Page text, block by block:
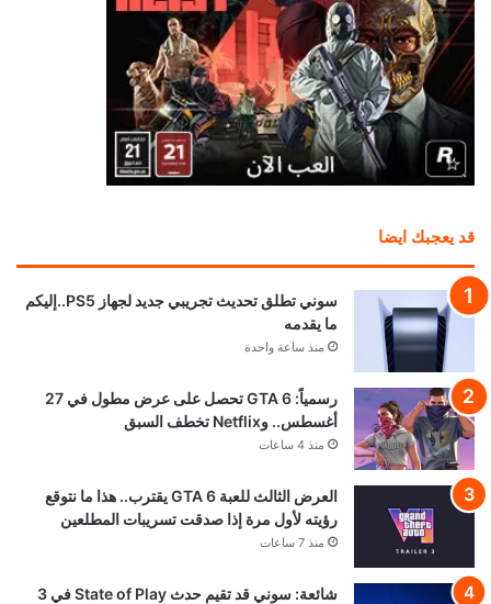
قد يعجبك ايضا
سوني تطلق تحديث تجريبي جديد لجهاز PS5..إليكم
ما يقدمه
منذ ساعة واحدة
رسمياً: GTA 6 تحصل على عرض مطول في 27
أغسطس.. وNetflix تخطف السبق
منذ 4 ساعات
العرض الثالث للعبة GTA 6 يقترب.. هذا ما نتوقع
رؤيته لأول مرة إذا صدقت تسريبات المطلعين
منذ 7 ساعات
شائعة: سوني قد تقيم حدث State of Play في 3